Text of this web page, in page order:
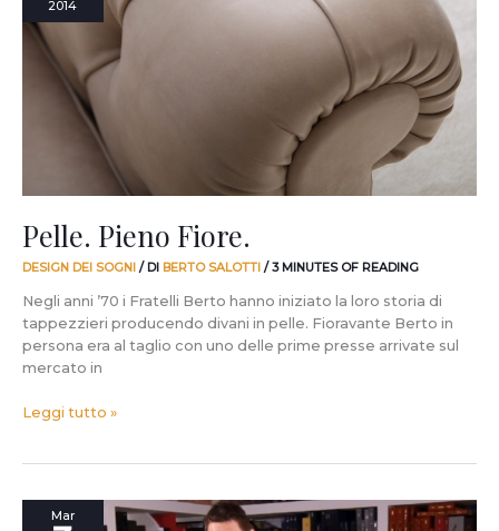
2014
Pelle. Pieno Fiore.
DESIGN DEI SOGNI / DI BERTO SALOTTI /3 MINUTES OF READING
Negli anni ’70 i Fratelli Berto hanno iniziato la loro storia di
tappezzieri producendo divani in pelle. Fioravante Berto in
persona era al taglio con uno delle prime presse arrivate sul
mercato in
Leggi tutto »
Mar
[Video] Perché